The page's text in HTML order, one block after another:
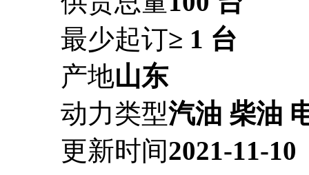
最少起订≥ 1 台
产地山东
动力类型汽油 柴油
更新时间2021-11-10